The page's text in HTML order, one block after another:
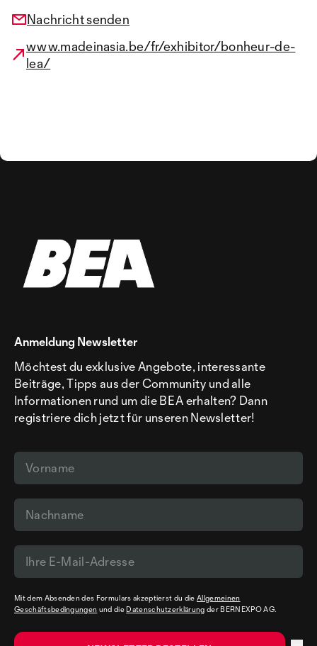
Nachricht senden
www.madeinasia.be/fr/exhibitor/bonheur-de-
lea/
Anmeldung Newsletter
Möchtest du exklusive Angebote, interessante
Beiträge, Tipps aus der Community und alle
Informationen rund um die BEA erhalten? Dann
registriere dich jetzt für unseren Newsletter!
Mit dem Absenden des Formulars akzeptierst du dieAllgemeinen
Geschäftsbedingungen und die Datenschutzerklärung der BERNEXPO AG.